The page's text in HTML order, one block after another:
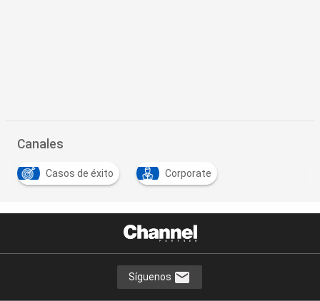
Canales
Casos de éxito Corporate
Síguenos